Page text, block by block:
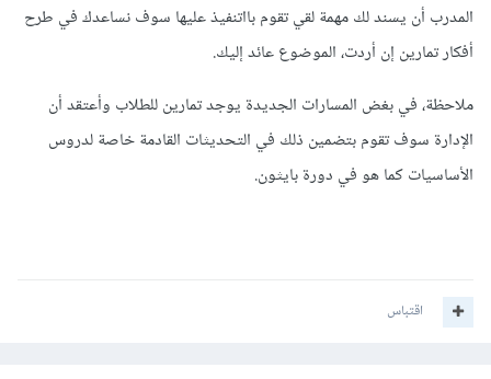
المدرب أن يسند لك مهمة لقي تقوم بااتنفيذ عليها سوف نساعدك في طرح
أفكار تمارين إن أردت، الموضوع عائد إليك.
ملاحظة، في بغض المسارات الجديدة يوجد تمارين للطلاب وأعتقد أن
الإدارة سوف تقوم بتضمين ذلك في التحديثات القادمة خاصة لدروس
الأساسيات كما هو في دورة بايثون.
اقتباس